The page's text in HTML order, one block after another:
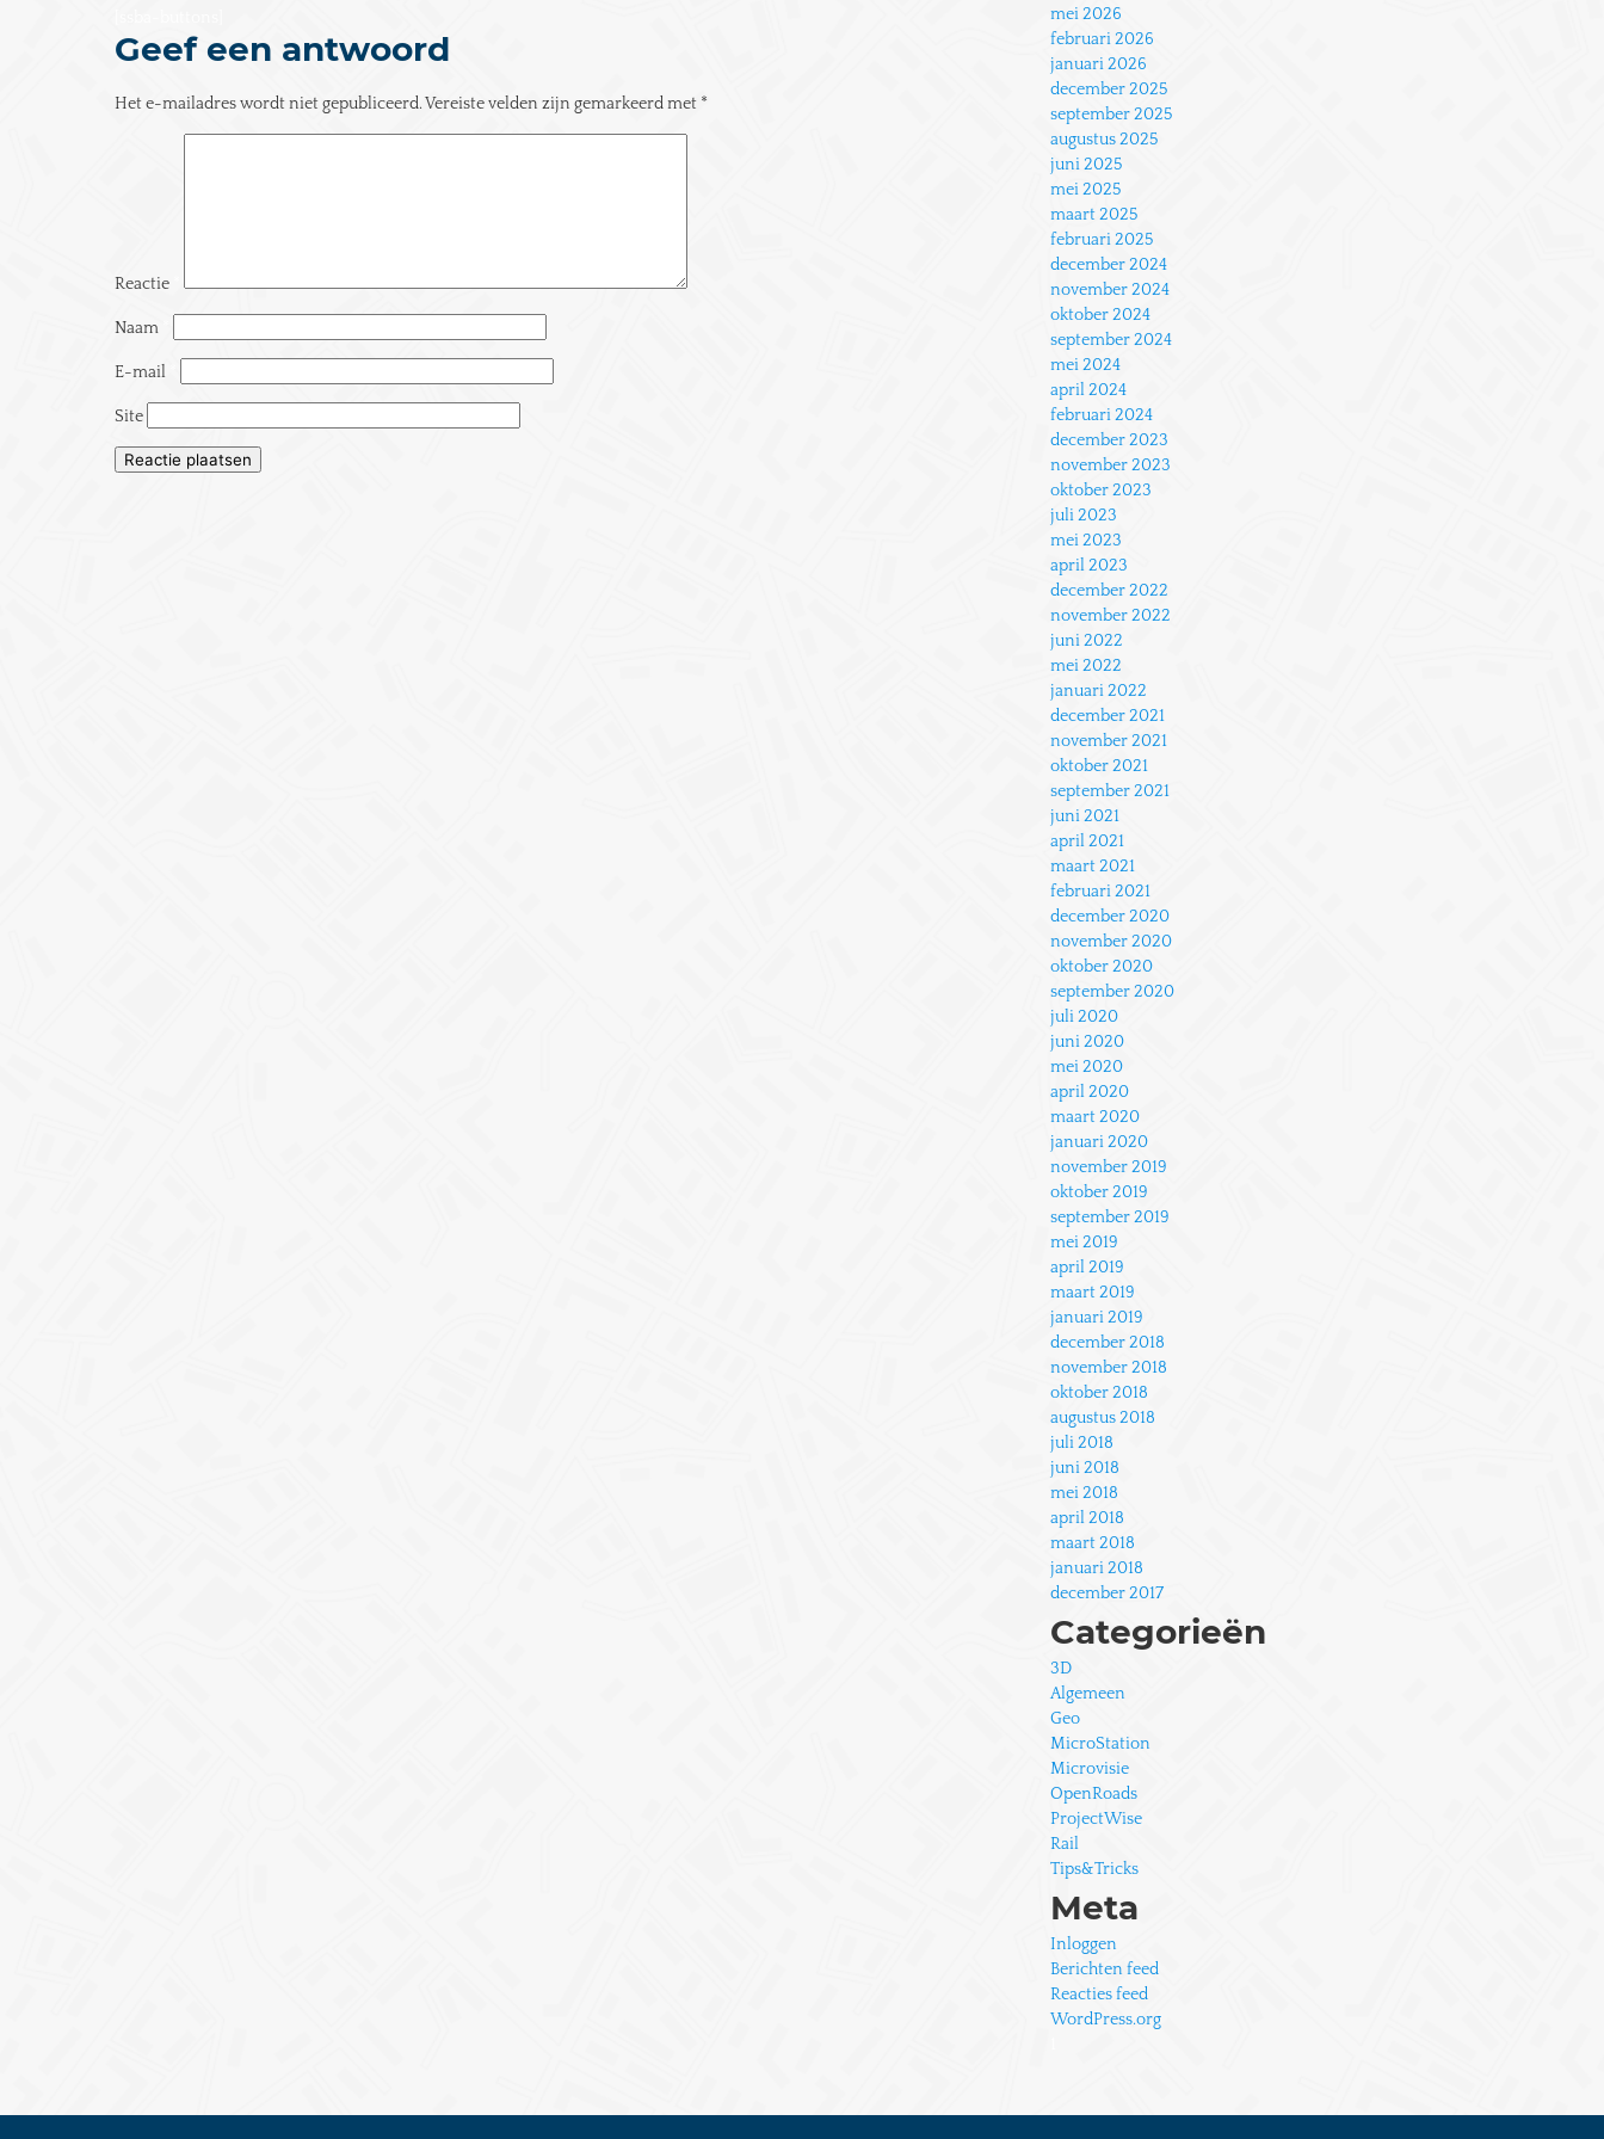
Geef een antwoord
Het e-mailadres wordt niet gepubliceerd.Vereiste velden zijn gemarkeerd met *
Reactie
Naam
E-mail
Site
mei 2026
februari 2026
januari 2026
december 2025
september 2025
augustus 2025
juni 2025
mei 2025
maart 2025
februari 2025
december 2024
november 2024
oktober 2024
september 2024
mei 2024
april 2024
februari 2024
december 2023
november 2023
oktober 2023
juli 2023
mei 2023
april 2023
december 2022
november 2022
juni 2022
mei 2022
januari 2022
december 2021
november 2021
oktober 2021
september 2021
juni 2021
april 2021
maart 2021
februari 2021
december 2020
november 2020
oktober 2020
september 2020
juli 2020
juni 2020
mei 2020
april 2020
maart 2020
januari 2020
november 2019
oktober 2019
september 2019
mei 2019
april 2019
maart 2019
januari 2019
december 2018
november 2018
oktober 2018
augustus 2018
juli 2018
juni 2018
mei 2018
april 2018
maart 2018
januari 2018
december 2017
Categorieën
3D
Algemeen
Geo
MicroStation
Microvisie
OpenRoads
ProjectWise
Rail
Tips&Tricks
Meta
Inloggen
Berichten feed
Reacties feed
WordPress.org